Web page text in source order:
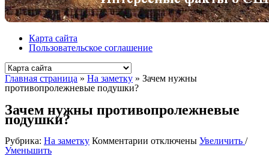
Карта сайта
Пользовательское соглашение
Главная страница » На заметку » Зачем нужны
противопролежневые подушки?
Зачем нужны противопролежневые
подушки?
Рубрика: На заметку Комментарии котключены Увеличить /
Уменьшить